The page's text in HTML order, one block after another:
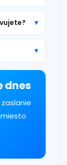
dnes